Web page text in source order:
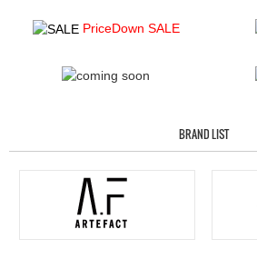
PriceDown SALE
BRAND LIST